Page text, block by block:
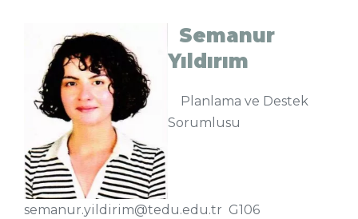
Semanur
Yıldırım
Planlama ve Destek
Sorumlusu
semanur.yildirim@tedu.edu.tr G106